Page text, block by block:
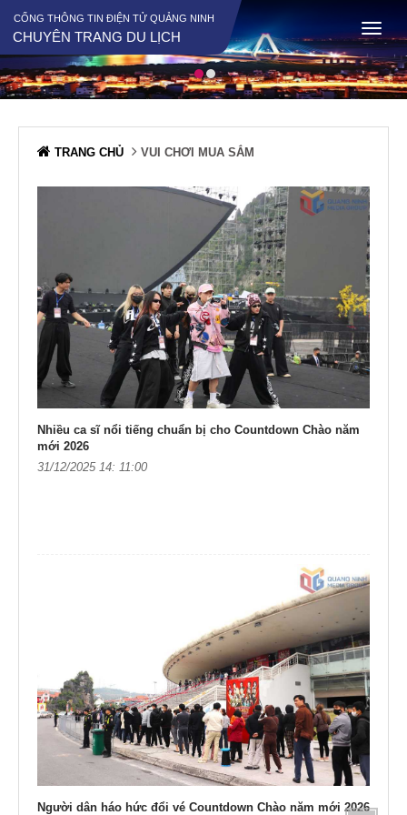
CỔNG THÔNG TIN ĐIỆN TỬ QUẢNG NINH
CHUYÊN TRANG DU LỊCH
TRANG CHỦ VUI CHƠI MUA SẮM
Nhiều ca sĩ nổi tiếng chuẩn bị cho Countdown Chào năm
mới 2026
31/12/2025 14: 11:00
Người dân háo hức đổi vé Countdown Chào năm mới 2026